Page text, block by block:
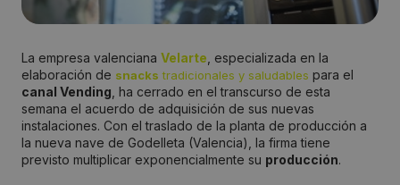
La empresa valenciana Velarte , especializada en la
elaboración de snacks tradicionales y saludables para el
canal Vending , ha cerrado en el transcurso de esta
semana el acuerdo de adquisición de sus nuevas
instalaciones. Con el traslado de la planta de producción a
la nueva nave de Godelleta (Valencia), la firma tiene
previsto multiplicar exponencialmente su producción.